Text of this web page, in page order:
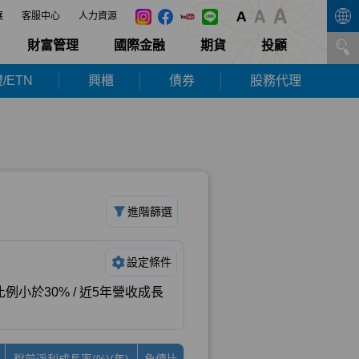
客服中心 人力資源
財富管理 國際金融 期貨 投顧
ETN 興櫃 債券 股務代理